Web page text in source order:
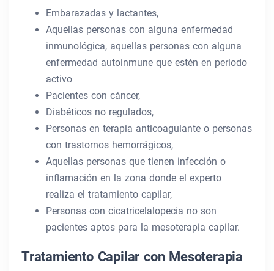
Embarazadas y lactantes,
Aquellas personas con alguna enfermedad
inmunológica, aquellas personas con alguna
enfermedad autoinmune que estén en periodo
activo
Pacientes con cáncer,
Diabéticos no regulados,
Personas en terapia anticoagulante o personas
con trastornos hemorrágicos,
Aquellas personas que tienen infección o
inflamación en la zona donde el experto
realiza el tratamiento capilar,
Personas con cicatricelalopecia no son
pacientes aptos para la mesoterapia capilar.
Tratamiento Capilar con Mesoterapia